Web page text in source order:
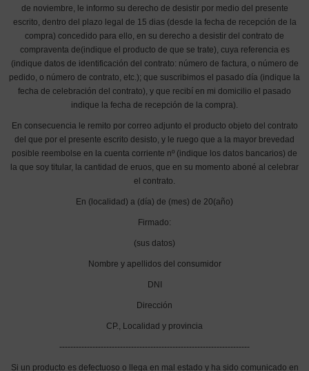
de noviembre, le informo su derecho de desistir por medio del presente
escrito, dentro del plazo legal de 15 dias (desde la fecha de recepción de la
compra) concedido para ello, en su derecho a desistir del contrato de
compraventa de(indique el producto de que se trate), cuya referencia es
(indique datos de identificación del contrato: número de factura, o número de
pedido, o número de contrato, etc.); que suscribimos el pasado día (indique la
fecha de celebración del contrato), y que recibí en mi domicilio el pasado
indique la fecha de recepción de la compra).
En consecuencia le remito por correo adjunto el producto objeto del contrato
del que por el presente escrito desisto, y le ruego que a la mayor brevedad
posible reembolse en la cuenta corriente nº (indique los datos bancarios) de
la que soy titular, la cantidad de eruos, que en su momento aboné al celebrar
el contrato.
En (localidad) a (día) de (mes) de 20(año)
Firmado:
(sus datos)
Nombre y apellidos del consumidor
DNI
Dirección
CP., Localidad y provincia
---------------------------------------------------------------------
Si un producto es defectuoso o llega en mal estado y ha sido comunicado en